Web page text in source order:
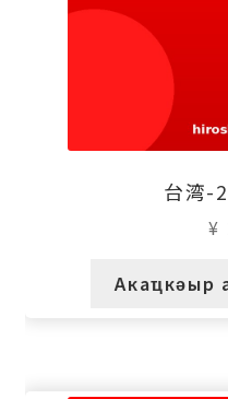
台湾-
¥
Акаҵкәыр